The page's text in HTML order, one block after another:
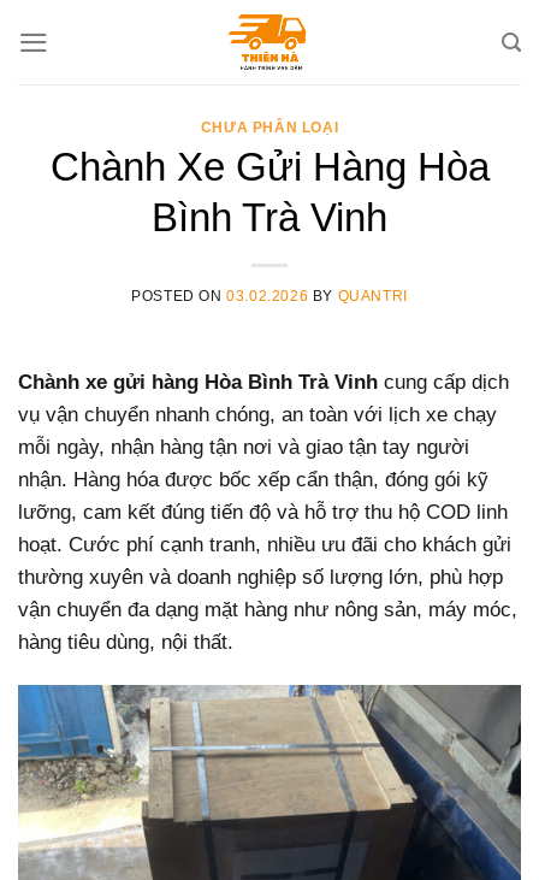
CHƯA PHÂN LOẠI
Chành Xe Gửi Hàng Hòa
Bình Trà Vinh
POSTED ON03.02.2026 BY QUANTRI
Chành xe gửi hàng Hòa Bình Trà Vinh cung cấp dịch
vụ vận chuyển nhanh chóng, an toàn với lịch xe chạy
mỗi ngày, nhận hàng tận nơi và giao tận tay người
nhận. Hàng hóa được bốc xếp cẩn thận, đóng gói kỹ
lưỡng, cam kết đúng tiến độ và hỗ trợ thu hộ COD linh
hoạt. Cước phí cạnh tranh, nhiều ưu đãi cho khách gửi
thường xuyên và doanh nghiệp số lượng lớn, phù hợp
vận chuyển đa dạng mặt hàng như nông sản, máy móc,
hàng tiêu dùng, nội thất.